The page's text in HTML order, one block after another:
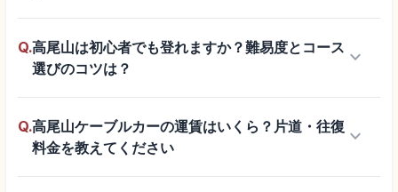
Q.高尾山は初心者でも登れますか？難易度とコース
選びのコツは？
keyboard_arrow_down
Q.高尾山ケーブルカーの運賃はいくら？片道・往復
料金を教えてください
keyboard_arrow_down